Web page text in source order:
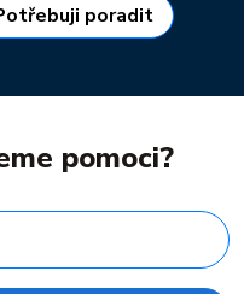
poradit
pomoci?